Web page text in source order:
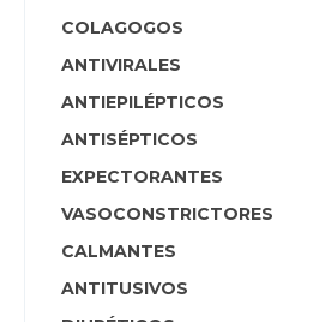
COLAGOGOS
ANTIVIRALES
ANTIEPILÉPTICOS
ANTISÉPTICOS
EXPECTORANTES
VASOCONSTRICTORES
CALMANTES
ANTITUSIVOS